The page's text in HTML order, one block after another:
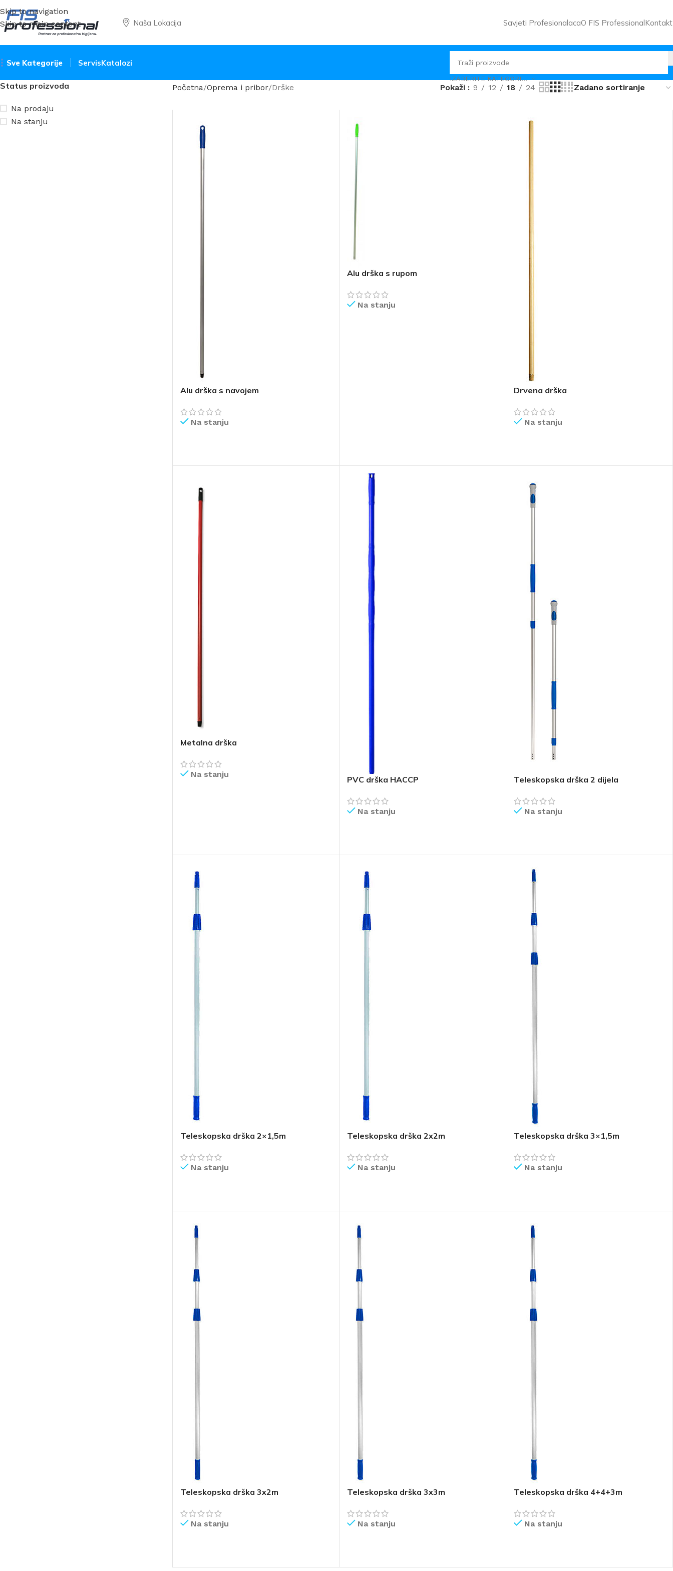
Skip to navigation
Skip to main content
Naša Lokacija Savjeti ProfesionalacaO FIS ProfessionalKontakt
Sve Kategorije ServisKatalozi
IZABERITE KATEGORIJU
Status proizvoda
Na prodaju
Na stanju
Početna Oprema i pribor Drške Pokaži 9 12 18 24
Alu drška s navojem
Na stanju
Alu drška s rupom
Na stanju
Drvena drška
Na stanju
Metalna drška
Na stanju
PVC drška HACCP
Na stanju
Teleskopska drška 2 dijela
Na stanju
Teleskopska drška 2×1,5m
Na stanju
Teleskopska drška 2x2m
Na stanju
Teleskopska drška 3×1,5m
Na stanju
Teleskopska drška 3x2m
Na stanju
Teleskopska drška 3x3m
Na stanju
Teleskopska drška 4+4+3m
Na stanju